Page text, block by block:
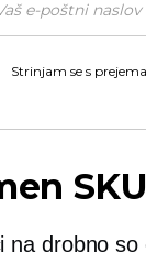
Strinjam se s
SKU
na drobno so